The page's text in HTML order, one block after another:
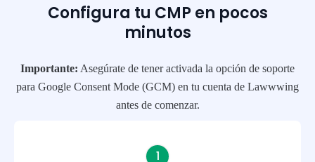
Configura tu CMP en pocos
minutos
Importante: Asegúrate de tener activada la opción de soporte
para Google Consent Mode (GCM) en tu cuenta de Lawwwing
antes de comenzar.